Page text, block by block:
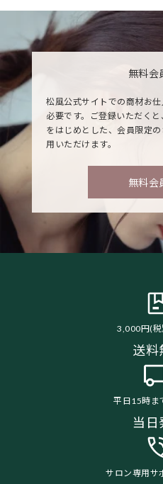
無料会
松風公式サイトでの商材お
必要です。ご登録いただく
をはじめとした、会員限定
用いただけます。
無料会
3,000円(税
送料
平日15時ま
当日
サロン専用サ